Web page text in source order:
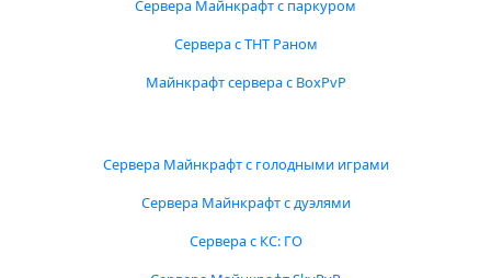
Сервера Майнкрафт с паркуром
Сервера с ТНТ Раном
Майнкрафт сервера с BoxPvP
Сервера Майнкрафт с голодными играми
Сервера Майнкрафт с дуэлями
Сервера с КС: ГО